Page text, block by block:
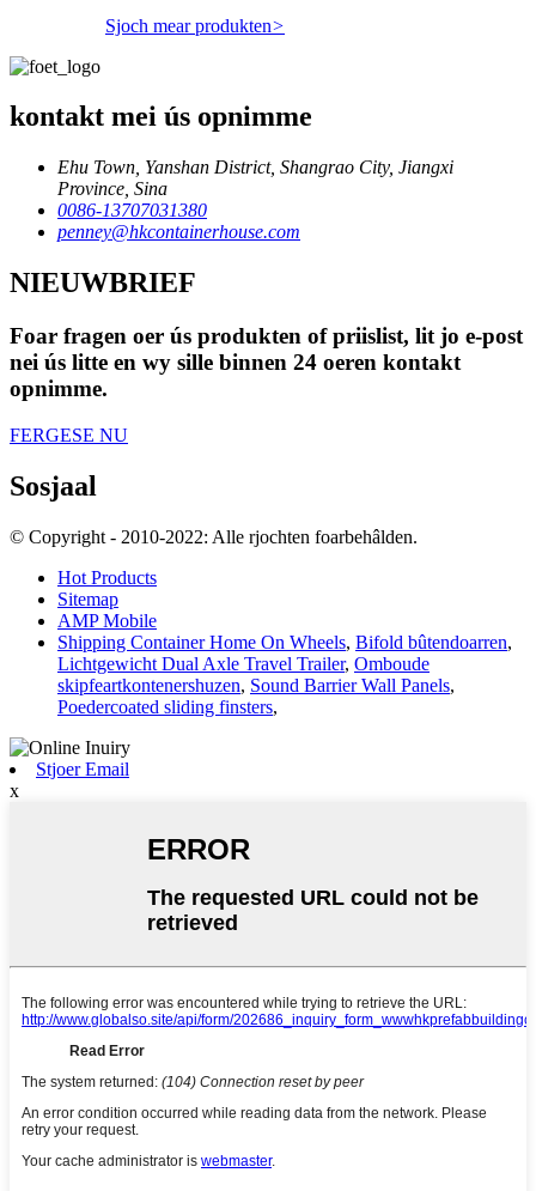
Sjoch mear produkten>
kontakt mei ús opnimme
Ehu Town, Yanshan District, Shangrao City, Jiangxi
Province, Sina
0086-13707031380
penney@hkcontainerhouse.com
NIEUWBRIEF
Foar fragen oer ús produkten of priislist, lit jo e-post
nei ús litte en wy sille binnen 24 oeren kontakt
opnimme.
FERGESE NU
Sosjaal
© Copyright - 2010-2022: Alle rjochten foarbehâlden.
Hot Products
Sitemap
AMP Mobile
Shipping Container Home On Wheels, Bifold bûtendoarren,
Lichtgewicht Dual Axle Travel Trailer, Omboude
skipfeartkontenershuzen, Sound Barrier Wall Panels,
Poedercoated sliding finsters,
Stjoer Email
x